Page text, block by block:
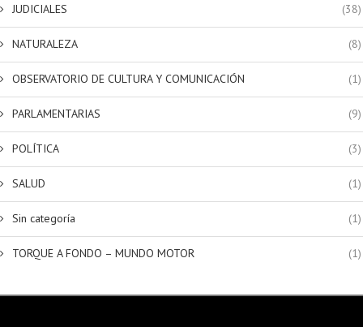
JUDICIALES (38)
NATURALEZA (8)
OBSERVATORIO DE CULTURA Y COMUNICACIÓN (1)
PARLAMENTARIAS (9)
POLÍTICA (3)
SALUD (1)
Sin categoría (1)
TORQUE A FONDO – MUNDO MOTOR (1)